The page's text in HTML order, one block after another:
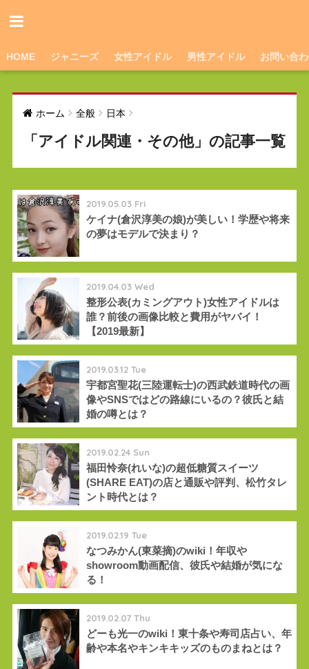
HOME ジャニーズ 女性アイドル 男性アイドル お問い合
ホーム 全般 日本
「アイドル関連・その他」の記事一覧
2019.05.03 Fri
ケイナ(倉沢淳美の娘)が美しい！学歴や将来
の夢はモデルで決まり？
2019.04.03 Wed
整形公表(カミングアウト)女性アイドルは
誰？前後の画像比較と費用がヤバイ！
【2019最新】
2019.03.12 Tue
宇都宮聖花(三陸運転士)の西武鉄道時代の画
像やSNSではどの路線にいるの？彼氏と結
婚の噂とは？
2019.02.24 Sun
福田怜奈(れいな)の超低糖質スイーツ
(SHARE EAT)の店と通販や評判、松竹タレ
ント時代とは？
2019.02.19 Tue
なつみかん(東菜摘)のwiki！年収や
showroom動画配信、彼氏や結婚が気にな
る！
2019.02.07 Thu
どーも光一のwiki！東十条や寿司店占い、年
齢や本名やキンキキッズのものまねとは？